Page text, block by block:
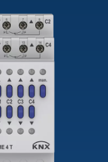
LUXORliving